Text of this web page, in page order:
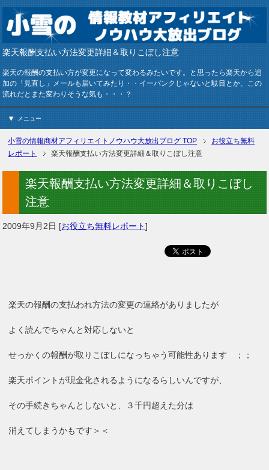
楽天報酬支払い方法変更詳細＆取りこぼし注意
楽天の報酬の支払い方が変更になって変わるみたいです。と思ったら楽天から追
加の「見直し」メールも届いてみたり・・イーバンクじゃないと駄目とか、この
流れだとまた変わりそうな気も・・・？
メニュー
小雪の情報商材アフィリエイトノウハウ大放出ブログ TOP
お役立ち無料
レポート
楽天報酬支払い方法変更詳細＆取りこぼし注意
楽天報酬支払い方法変更詳細＆取りこぼし
注意
2009年9月2日 [お役立ち無料レポート]
楽天の報酬の支払われ方法の変更の連絡がありましたが
よく読んでちゃんと対応しないと
せっかくの報酬が取りこぼしになっちゃう可能性あります ；；
楽天ポイントが現金化されるようになるらしいんですが、
その手続きちゃんとしないと、３千円超えた分は
消えてしまうかもです＞＜